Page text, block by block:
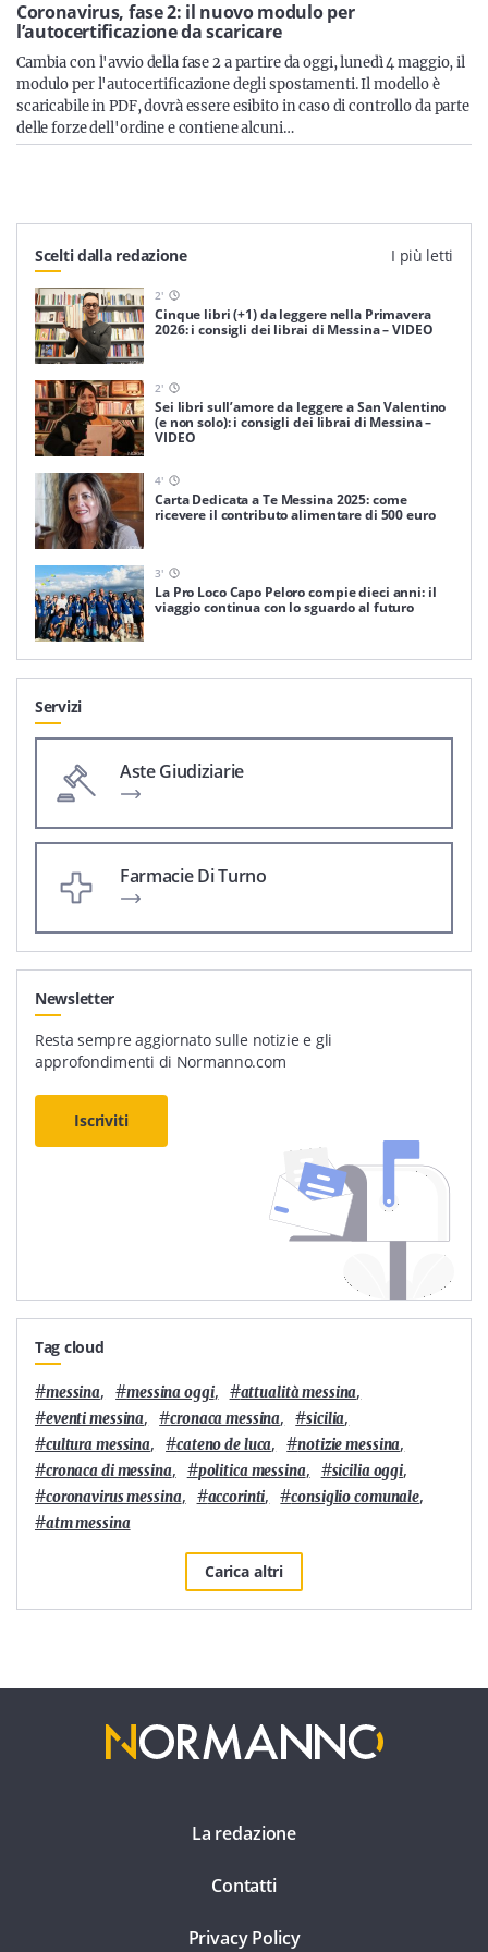
Servizi
nostra newsletter
Iscriviti
Coronavirus, fase 2: il nuovo modulo per
l’autocertificazione da scaricare
Cambia con l'avvio della fase 2 a partire da oggi, lunedì 4 maggio, il
modulo per l'autocertificazione degli spostamenti. Il modello è
scaricabile in PDF, dovrà essere esibito in caso di controllo da parte
delle forze dell'ordine e contiene alcuni…
Scelti dalla redazione I più letti
2'
Cinque libri (+1) da leggere nella Primavera
2026: i consigli dei librai di Messina – VIDEO
2'
Sei libri sull’amore da leggere a San Valentino
(e non solo): i consigli dei librai di Messina –
VIDEO
4'
Carta Dedicata a Te Messina 2025: come
ricevere il contributo alimentare di 500 euro
3'
La Pro Loco Capo Peloro compie dieci anni: il
viaggio continua con lo sguardo al futuro
Servizi
Aste Giudiziarie
Farmacie Di Turno
Newsletter
Resta sempre aggiornato sulle notizie e gli
approfondimenti di Normanno.com
Iscriviti
Tag cloud
#messina, #messina oggi, #attualità messina,
#eventi messina, #cronaca messina, #sicilia,
#cultura messina, #cateno de luca, #notizie messina,
#cronaca di messina, #politica messina, #sicilia oggi,
#coronavirus messina, #accorinti, #consiglio comunale,
#atm messina
Carica altri
La redazione
Contatti
Privacy Policy